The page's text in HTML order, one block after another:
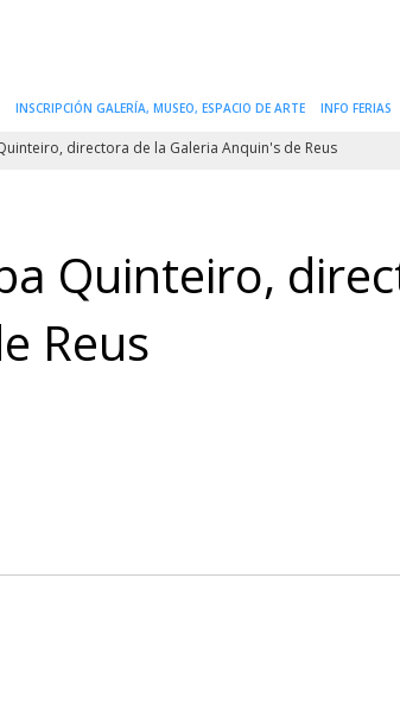
INSCRIPCIÓN GALERÍA, MUSEO, ESPACIO DE ARTE INFO FERIAS
directora de la Galeria Anquin's de Reus
Quinteiro,
Reus